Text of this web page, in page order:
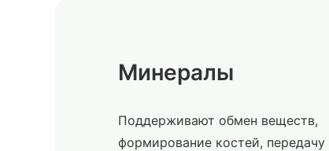
Минералы
Поддерживают обмен веществ,
формирование костей, передачу